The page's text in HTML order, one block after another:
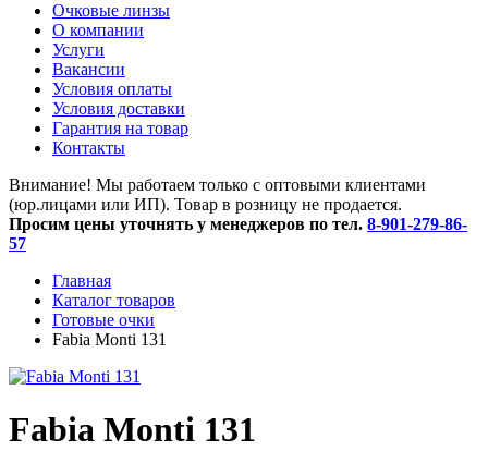
Очковые линзы
O компании
Услуги
Вакансии
Условия оплаты
Условия доставки
Гарантия на товар
Контакты
Внимание! Мы работаем только с оптовыми клиентами
(юр.лицами или ИП). Товар в розницу не продается.
Просим цены уточнять у менеджеров по тел. 8-901-279-86-
57
Главная
Каталог товаров
Готовые очки
Fabia Monti 131
Fabia Monti 131